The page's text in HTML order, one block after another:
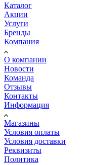
Каталог
Акции
Услуги
Бренды
Компания
О компании
Новости
Команда
Отзывы
Контакты
Информация
Магазины
Условия оплаты
Условия доставки
Реквизиты
Политика